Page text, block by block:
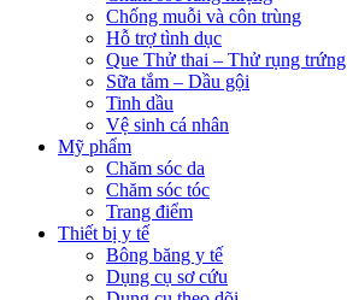
Chống muỗi và côn trùng
Hỗ trợ tình dục
Que Thử thai – Thử rụng trứng
Sữa tắm – Dầu gội
Tinh dầu
Vệ sinh cá nhân
Mỹ phẩm
Chăm sóc da
Chăm sóc tóc
Trang điểm
Thiết bị y tế
Bông băng y tế
Dụng cụ sơ cứu